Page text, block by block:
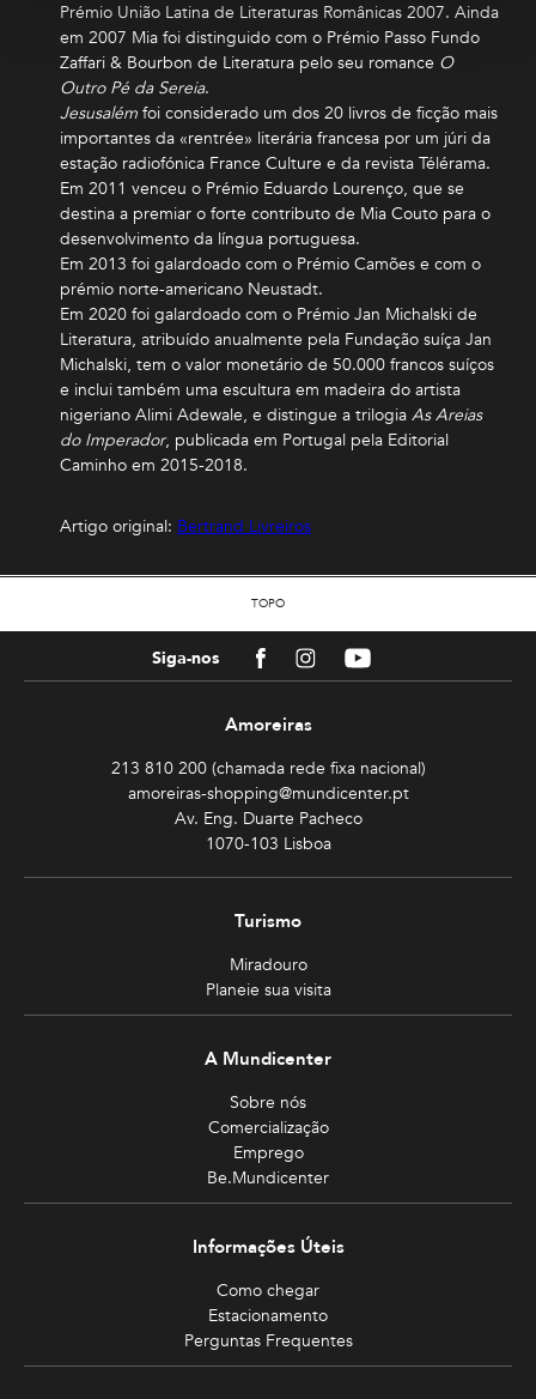
Prémio União Latina de Literaturas Românicas 2007. Ainda
em 2007 Mia foi distinguido com o Prémio Passo Fundo
Zaffari & Bourbon de Literatura pelo seu romance O
Outro Pé da Sereia.
Jesusalém foi considerado um dos 20 livros de ficção mais
importantes da «rentrée» literária francesa por um júri da
estação radiofónica France Culture e da revista Télérama.
Em 2011 venceu o Prémio Eduardo Lourenço, que se
destina a premiar o forte contributo de Mia Couto para o
desenvolvimento da língua portuguesa.
Em 2013 foi galardoado com o Prémio Camões e com o
prémio norte-americano Neustadt.
Em 2020 foi galardoado com o Prémio Jan Michalski de
Literatura, atribuído anualmente pela Fundação suíça Jan
Michalski, tem o valor monetário de 50.000 francos suíços
e inclui também uma escultura em madeira do artista
nigeriano Alimi Adewale, e distingue a trilogia As Areias
do Imperador, publicada em Portugal pela Editorial
Caminho em 2015-2018.
Artigo original: Bertrand Livreiros
TOPO
Siga-nos FacebookInstagramYoutube
Amoreiras
213 810 200 (chamada rede fixa nacional)
amoreiras-shopping@mundicenter.pt
Av. Eng. Duarte Pacheco
1070-103 Lisboa
Turismo
Miradouro
Planeie sua visita
A Mundicenter
Sobre nós
Comercialização
Emprego
Be.Mundicenter
Informações Úteis
Como chegar
Estacionamento
Perguntas Frequentes